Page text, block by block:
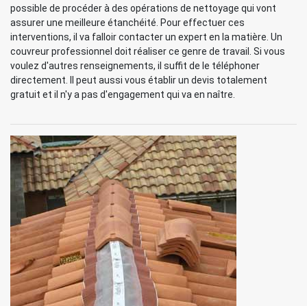
possible de procéder à des opérations de nettoyage qui vont
assurer une meilleure étanchéité. Pour effectuer ces
interventions, il va falloir contacter un expert en la matière. Un
couvreur professionnel doit réaliser ce genre de travail. Si vous
voulez d'autres renseignements, il suffit de le téléphoner
directement. Il peut aussi vous établir un devis totalement
gratuit et il n'y a pas d'engagement qui va en naître.